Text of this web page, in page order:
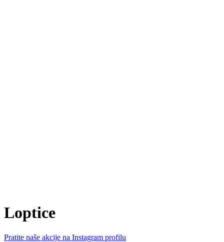
Loptice
Pratite naše akcije na Instagram profilu